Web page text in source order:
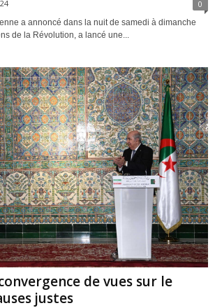
0
a annoncé dans la nuit de samedi à dimanche
de la Révolution, a lancé une...
de vues sur le
justes